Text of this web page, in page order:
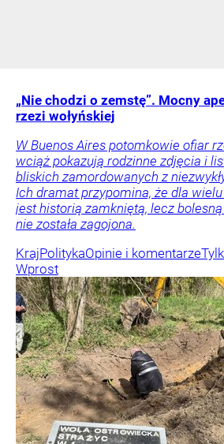
„Nie chodzi o zemstę”. Mocny
rzezi wołyńskiej
W Buenos Aires potomkowie ofiar
wciąż pokazują rodzinne zdjęcia i
bliskich zamordowanych z
Ich dramat przypomina, że dla wielu
jest historią zamkniętą, lecz
nie została zagojona.
KrajPolitykaOpinie i komentarze
Wprost